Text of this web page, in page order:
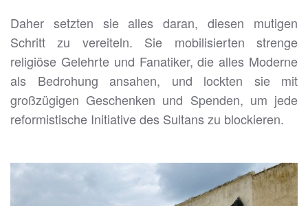
Daher setzten sie alles daran, diesen mutigen
Schritt zu vereiteln. Sie mobilisierten strenge
religiöse Gelehrte und Fanatiker, die alles Moderne
als Bedrohung ansahen, und lockten sie mit
großzügigen Geschenken und Spenden, um jede
reformistische Initiative des Sultans zu blockieren.